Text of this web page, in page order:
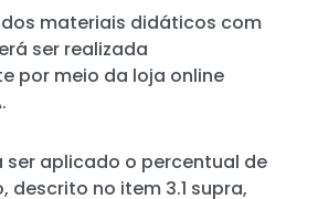
dos materiais didáticos com
ser realizada
por meio da loja online
ser aplicado o percentual de
descrito no item 3.1 supra,